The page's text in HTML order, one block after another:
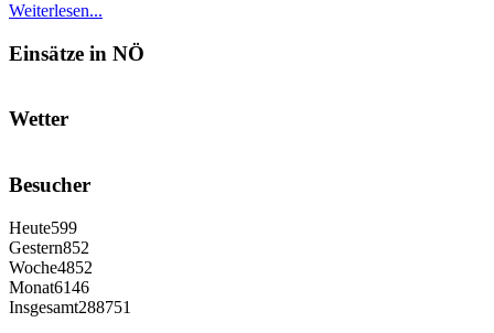
Weiterlesen...
Einsätze in NÖ
Wetter
Besucher
Heute599
Gestern852
Woche4852
Monat6146
Insgesamt288751